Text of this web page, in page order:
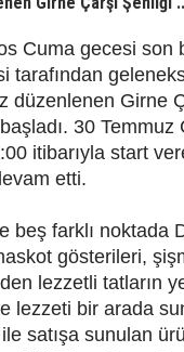
Cuma gecesi son
tarafından
düzenlenen Girne
30 Temmuz
itibarıyla start
etti.
beş farklı noktada
gösterileri,
lezzetli tatların
lezzeti bir arada
satışa sunulan